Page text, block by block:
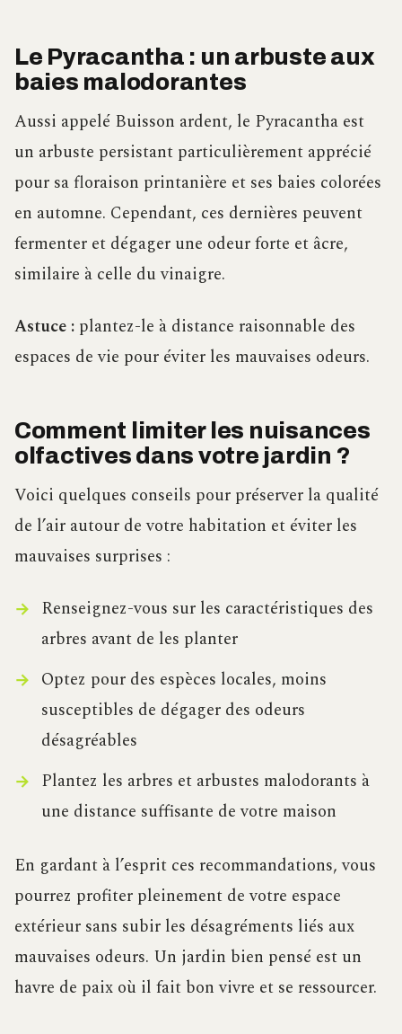
Le Pyracantha : un arbuste aux
baies malodorantes
Aussi appelé Buisson ardent, le Pyracantha est
un arbuste persistant particulièrement apprécié
pour sa floraison printanière et ses baies colorées
en automne. Cependant, ces dernières peuvent
fermenter et dégager une odeur forte et âcre,
similaire à celle du vinaigre.
Astuce : plantez-le à distance raisonnable des
espaces de vie pour éviter les mauvaises odeurs.
Comment limiter les nuisances
olfactives dans votre jardin ?
Voici quelques conseils pour préserver la qualité
de l’air autour de votre habitation et éviter les
mauvaises surprises :
Renseignez-vous sur les caractéristiques des
arbres avant de les planter
Optez pour des espèces locales, moins
susceptibles de dégager des odeurs
désagréables
Plantez les arbres et arbustes malodorants à
une distance suffisante de votre maison
En gardant à l’esprit ces recommandations, vous
pourrez profiter pleinement de votre espace
extérieur sans subir les désagréments liés aux
mauvaises odeurs. Un jardin bien pensé est un
havre de paix où il fait bon vivre et se ressourcer.